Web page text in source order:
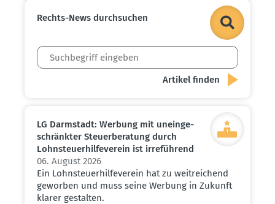
Rechts-News durch­suchen
LG Darmstadt: Werbung mit unein­ge­
schränkter Steuer­be­ratung durch
Lohnsteu­er­hil­fe­verein ist irreführend
06. August 2026
Ein Lohnsteuerhilfeverein hat zu weitreichend
geworben und muss seine Werbung in Zukunft
klarer gestalten.